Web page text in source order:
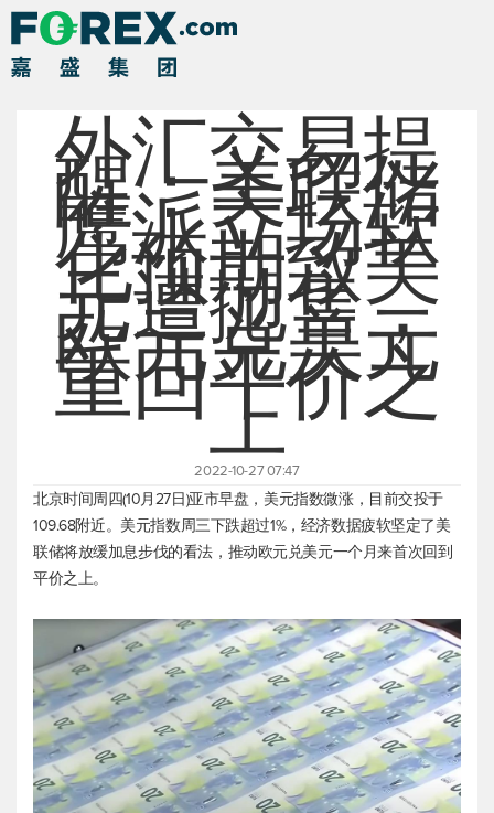
外汇交易提
醒：美联储
鹰派立场软
化预期致美
元遭抛售，
欧元兑美元
重回平价之
上
2022-10-27 07:47
北京时间周四(10月27日)亚市早盘， 美元指数微涨，目前交投于
109.68附近。 美元指数周三下跌超过1%，经济数据疲软坚定了美
联储将放缓加息步伐的看法，推动欧元兑美元一个月来首次回到
平价之上。